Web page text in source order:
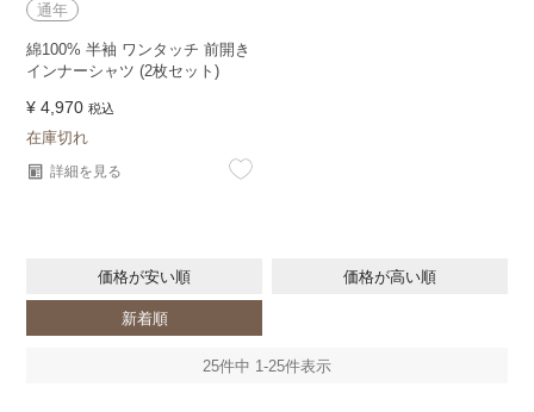
通年
綿100% 半袖 ワンタッチ 前開き
インナーシャツ (2枚セット)
¥ 4,970 税込
在庫切れ
詳細を見る
価格が安い順 価格が高い順
新着順
25件中 1-25件表示